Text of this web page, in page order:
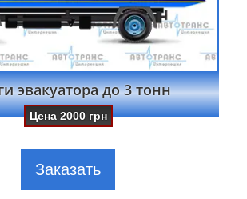
эвакуатора до 3 тонн
Цена2000 грн
Заказать